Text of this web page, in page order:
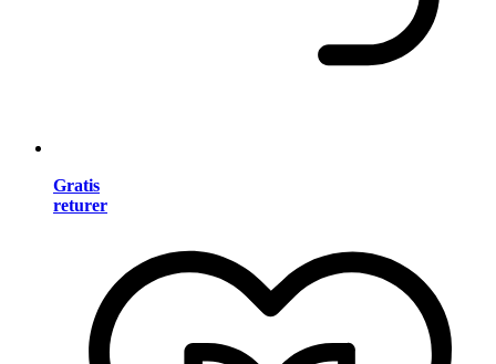
Gratis
returer